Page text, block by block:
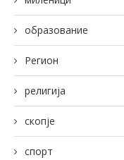
образование
Регион
религија
скопје
спорт